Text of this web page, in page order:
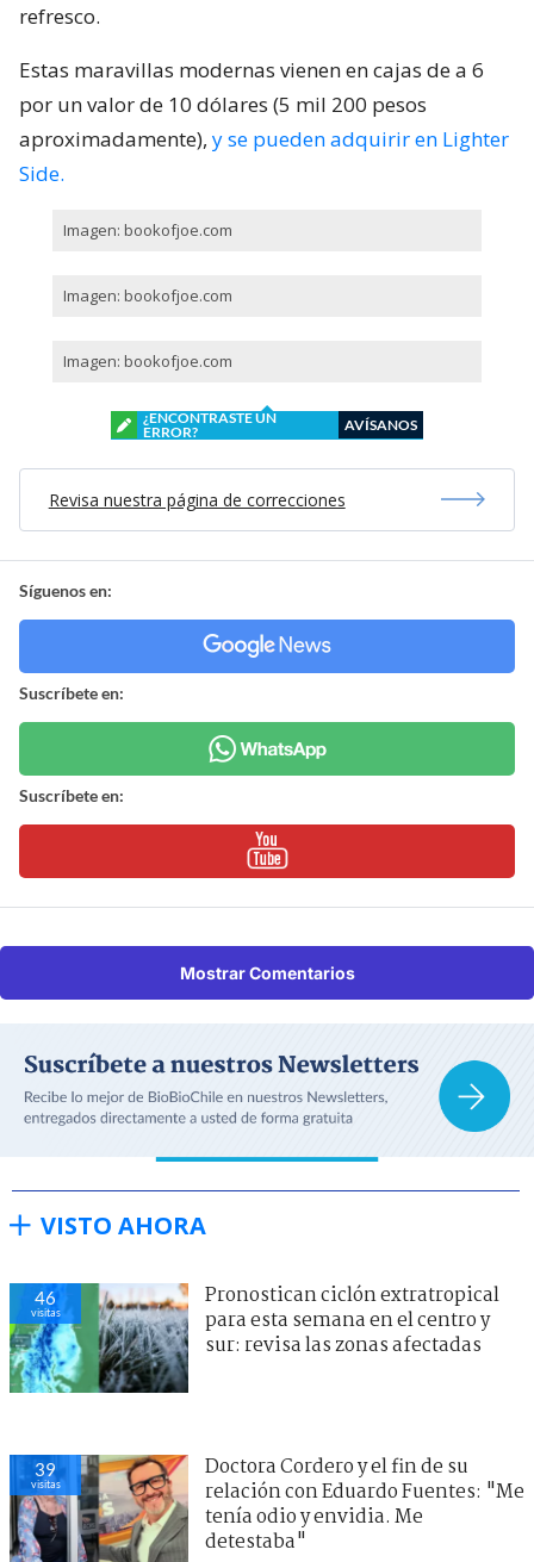
refresco.
Estas maravillas modernas vienen en cajas de a 6
por un valor de 10 dólares (5 mil 200 pesos
aproximadamente), y se pueden adquirir en Lighter
Side.
Imagen: bookofjoe.com
Imagen: bookofjoe.com
Imagen: bookofjoe.com
¿ENCONTRASTE UN
ERROR?
AVÍSANOS
Revisa nuestra página de correcciones
Síguenos en:
Suscríbete en:
Suscríbete en:
Mostrar Comentarios
VISTO AHORA
46
visitas
Pronostican ciclón extratropical
para esta semana en el centro y
sur: revisa las zonas afectadas
39
visitas
Doctora Cordero y el fin de su
relación con Eduardo Fuentes: "Me
tenía odio y envidia. Me
detestaba"